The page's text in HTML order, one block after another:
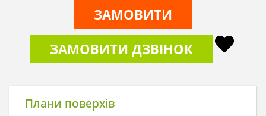
ЗАМОВИТИ
ЗАМОВИТИ ДЗВІНОК
Плани поверхів